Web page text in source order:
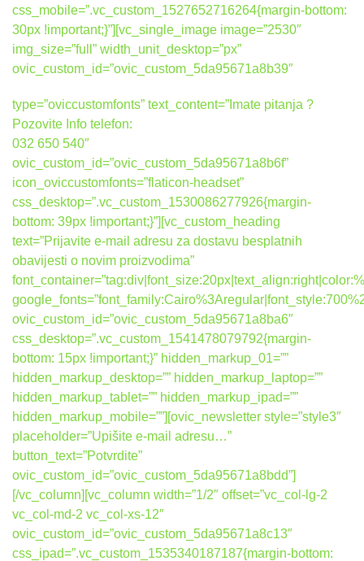
css_mobile=”.vc_custom_1527652716264{margin-bottom:
30px !important;}”][vc_single_image image=”2530″
img_size=”full” width_unit_desktop=”px”
ovic_custom_id=”ovic_custom_5da95671a8b39″
type=”oviccustomfonts” text_content=”Imate pitanja ?
Pozovite Info telefon:
032 650 540″
ovic_custom_id=”ovic_custom_5da95671a8b6f”
icon_oviccustomfonts=”flaticon-headset”
css_desktop=”.vc_custom_1530086277926{margin-
bottom: 39px !important;}”][vc_custom_heading
text=”Prijavite e-mail adresu za dostavu besplatnih
obavijesti o novim proizvodima”
ovic_custom_id=”ovic_custom_5da95671a8ba6″
css_desktop=”.vc_custom_1541478079792{margin-
bottom: 15px !important;}” hidden_markup_01=””
hidden_markup_desktop=”” hidden_markup_laptop=””
hidden_markup_tablet=”” hidden_markup_ipad=””
hidden_markup_mobile=””][ovic_newsletter style=”style3″
placeholder=”Upišite e-mail adresu…”
button_text=”Potvrdite”
ovic_custom_id=”ovic_custom_5da95671a8bdd”]
[/vc_column][vc_column width=”1/2″ offset=”vc_col-lg-2
vc_col-md-2 vc_col-xs-12″
ovic_custom_id=”ovic_custom_5da95671a8c13″
css_ipad=”.vc_custom_1535340187187{margin-bottom: